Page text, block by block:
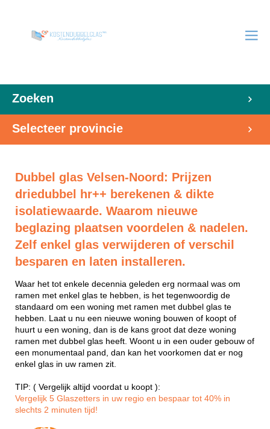
Zoeken
Selecteer provincie
Dubbel glas Velsen-Noord: Prijzen
driedubbel hr++ berekenen & dikte
isolatiewaarde. Waarom nieuwe
beglazing plaatsen voordelen & nadelen.
Zelf enkel glas verwijderen of verschil
besparen en laten installeren.
Waar het tot enkele decennia geleden erg normaal was om
ramen met enkel glas te hebben, is het tegenwoordig de
standaard om een woning met ramen met dubbel glas te
hebben. Laat u nu een nieuwe woning bouwen of koopt of
huurt u een woning, dan is de kans groot dat deze woning
ramen met dubbel glas heeft. Woont u in een ouder gebouw of
een monumentaal pand, dan kan het voorkomen dat er nog
enkel glas in uw ramen zit.
TIP: ( Vergelijk altijd voordat u koopt ):
Vergelijk 5 Glaszetters in uw regio en bespaar tot 40% in
slechts 2 minuten tijd!